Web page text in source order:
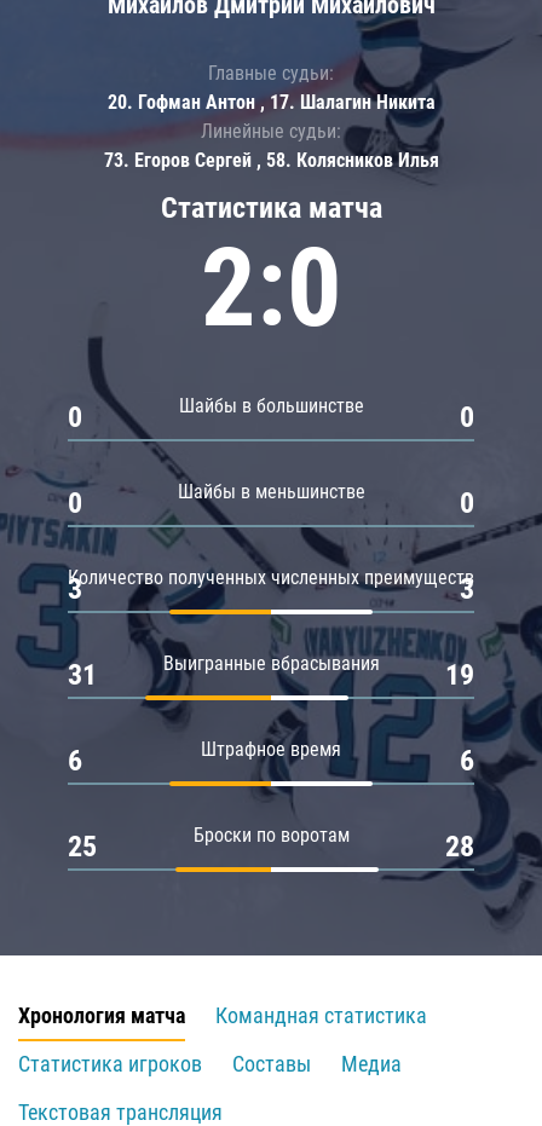
Статистика матча
2:0
Шайбы в большинстве
0 0
Шайбы в меньшинстве
0 0
Количество полученных численных преимуществ
3 3
Выигранные вбрасывания
31 19
Штрафное время
6 6
Броски по воротам
25 28
Главные судьи:
20. Гофман Антон , 17. Шалагин Никита
Линейные судьи:
73. Егоров Сергей , 58. Колясников Илья
Хронология матча
Командная статистика
Статистика игроков
Составы
Медиа
Текстовая трансляция